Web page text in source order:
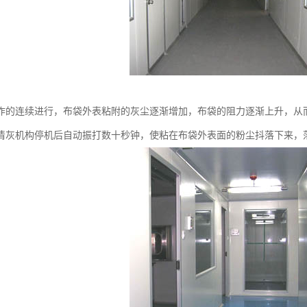
的连续进行，布袋外表粘附的灰尘逐渐增加，布袋的阻力逐渐上升，
灰机构停机后自动振打数十秒钟，使粘在布袋外表面的粉尘抖落下来